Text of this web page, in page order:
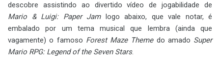
descobre assistindo ao divertido vídeo de jogabilidade de
Mario & Luigi: Paper Jamlogo abaixo, que vale notar, é
embalado por um tema musical que lembra (ainda que
vagamente) o famoso Forest Maze Themedo amado Super
Mario RPG: Legend of the Seven Stars.